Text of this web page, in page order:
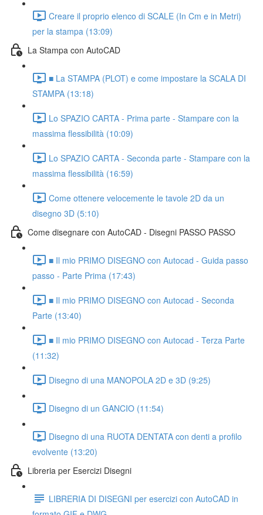
Creare il proprio elenco di SCALE (In Cm e in Metri)
per la stampa (13:09)
La Stampa con AutoCAD
■ La STAMPA (PLOT) e come impostare la SCALA DI
STAMPA (13:18)
Lo SPAZIO CARTA - Prima parte - Stampare con la
massima flessibilità (10:09)
Lo SPAZIO CARTA - Seconda parte - Stampare con la
massima flessibilità (16:59)
Come ottenere velocemente le tavole 2D da un
disegno 3D (5:10)
Come disegnare con AutoCAD - Disegni PASSO PASSO
■ Il mio PRIMO DISEGNO con Autocad - Guida passo
passo - Parte Prima (17:43)
■ Il mio PRIMO DISEGNO con Autocad - Seconda
Parte (13:40)
■ Il mio PRIMO DISEGNO con Autocad - Terza Parte
(11:32)
Disegno di una MANOPOLA 2D e 3D (9:25)
Disegno di un GANCIO (11:54)
Disegno di una RUOTA DENTATA con denti a profilo
evolvente (13:20)
Libreria per Esercizi Disegni
LIBRERIA DI DISEGNI per esercizi con AutoCAD in